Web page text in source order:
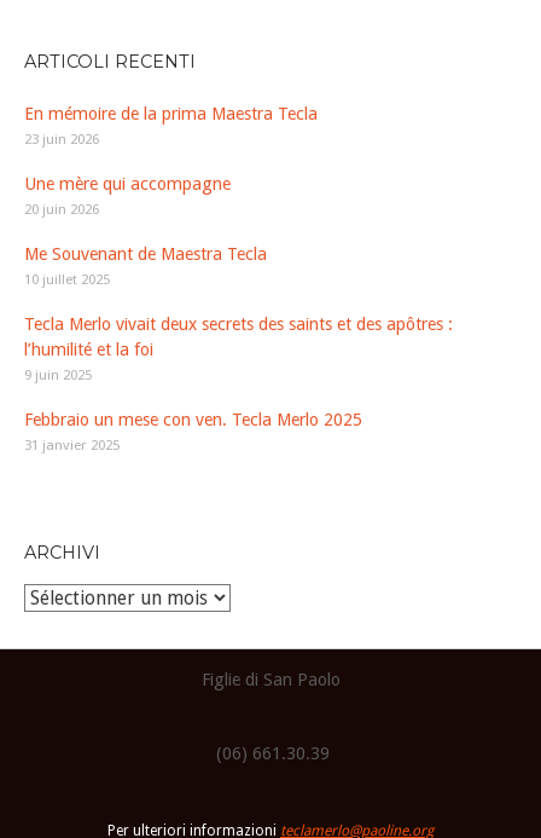
ARTICOLI RECENTI
En mémoire de la prima Maestra Tecla
23 juin 2026
Une mère qui accompagne
20 juin 2026
Me Souvenant de Maestra Tecla
10 juillet 2025
Tecla Merlo vivait deux secrets des saints et des apôtres :
l’humilité et la foi
9 juin 2025
Febbraio un mese con ven. Tecla Merlo 2025
31 janvier 2025
ARCHIVI
Archivi
Figlie di San Paolo
(06) 661.30.39
Per ulteriori informazioni teclamerlo@paoline.org